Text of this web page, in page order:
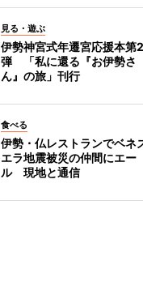
見る・遊ぶ
伊勢神宮式年遷宮応援本第2
弾 「私に還る『お伊勢さ
ん』の旅」刊行
食べる
伊勢・仏レストランでベネ
エラ地震被災の仲間にエー
ル 現地と通信